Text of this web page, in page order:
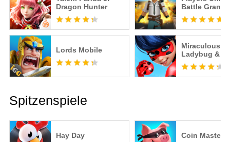
Dragon Hunter
Battle Grand
Lords Mobile
Miraculous
Ladybug &
– Offizielles
Spitzenspiele
Hay Day Coin Master